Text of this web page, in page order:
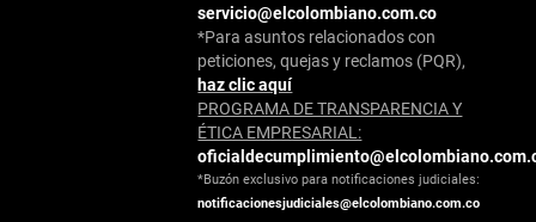
servicio@elcolombiano.com.co
*Para asuntos relacionados con
peticiones, quejas y reclamos (PQR),
haz clic aquí
PROGRAMA DE TRANSPARENCIA Y
ÉTICA EMPRESARIAL:
*Buzón exclusivo para notificaciones judiciales:
notificacionesjudiciales@elcolombiano.com.co